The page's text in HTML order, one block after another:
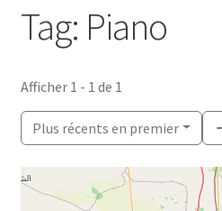
Annuaire
Mon compte
Tag: Piano
Afficher 1 - 1 de 1
Plus récents en premier